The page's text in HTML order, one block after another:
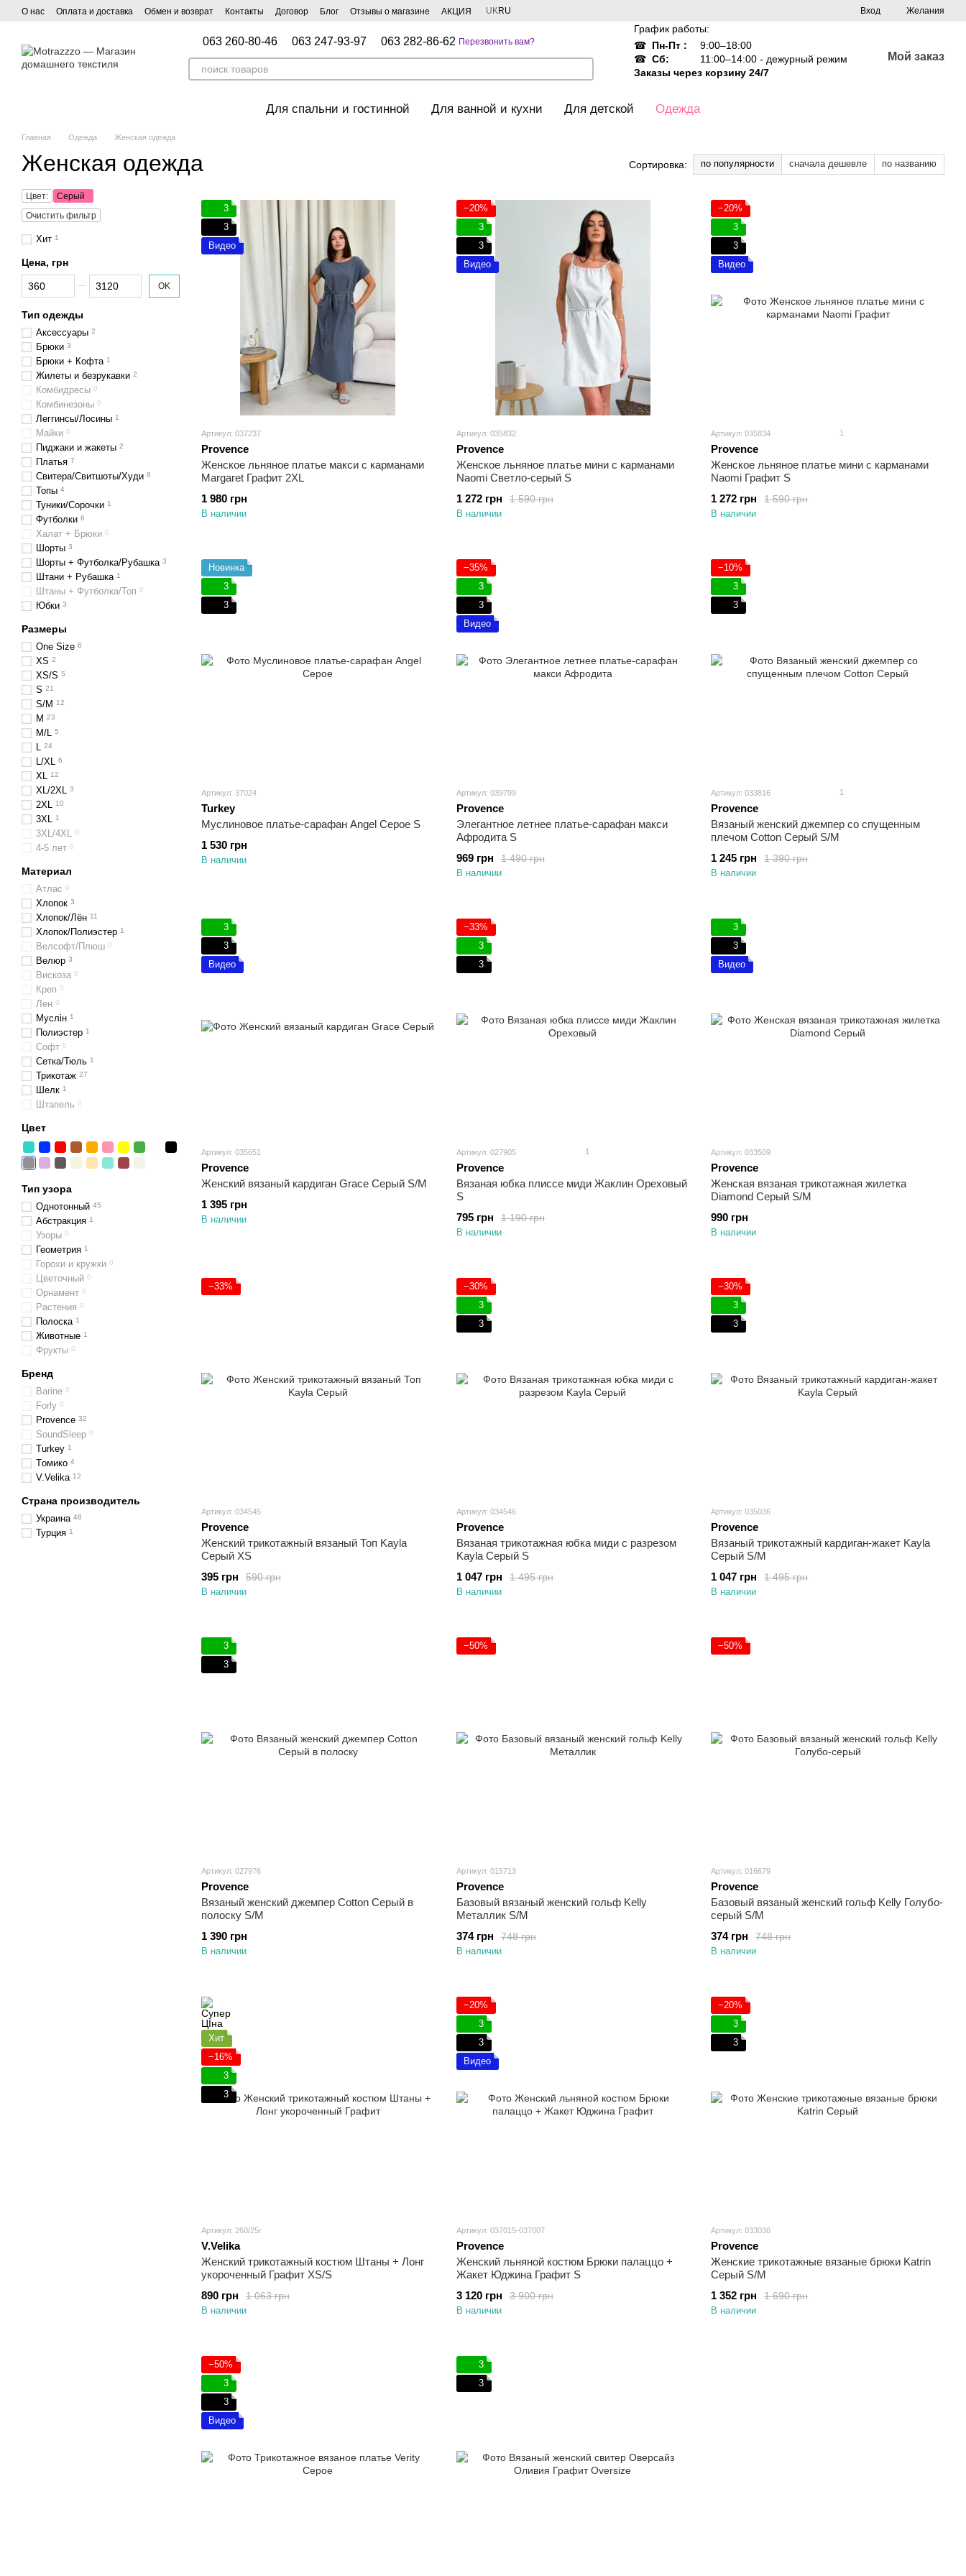
Перейти к основному контенту
О нас Оплата и доставка Обмен и возврат Контакты Договор Блог Отзывы о магазине АКЦИЯ UKRU Вход Желания
063 260-80-46 063 247-93-97 063 282-86-62 Перезвонить вам?
График работы:
☎ Пн-Пт :
9:00–18:00
☎Сб:
11:00–14:00 - дежурный режим
Заказы через корзину 24/7
Мой заказ
Для спальни и гостинной Для ванной и кухни Для детской Одежда
Главная Одежда Женская одежда
Женская одежда Сортировка: по популярности сначала дешевле по названию
3
3
Видео
Артикул: 037237
Provence
Женское льняное платье макси с карманами
Margaret Графит 2XL
1 980 грн
В наличии
−20%
3
3
Видео
Артикул: 035832
Provence
Женское льняное платье мини с карманами
Naomi Светло-серый S
1 590 грн
1 272 грн
В наличии
−20%
3
3
Видео
Артикул: 035834 1
Provence
Женское льняное платье мини с карманами
Naomi Графит S
1 590 грн
1 272 грн
В наличии
Новинка
3
3
Артикул: 37024
Turkey
Муслиновое платье-сарафан Angel Серое S
1 530 грн
В наличии
−35%
3
3
Видео
Артикул: 039799
Provence
Элегантное летнее платье-сарафан макси
Афродита S
1 490 грн
969 грн
В наличии
−10%
3
3
Артикул: 033816 1
Provence
Вязаный женский джемпер со спущенным
плечом Cotton Серый S/M
1 390 грн
1 245 грн
В наличии
3
3
Видео
Артикул: 035651
Provence
Женский вязаный кардиган Grace Серый S/M
1 395 грн
В наличии
−33%
3
3
Артикул: 027905 1
Provence
Вязаная юбка плиссе миди Жаклин Ореховый
S
1 190 грн
795 грн
В наличии
3
3
Видео
Артикул: 033509
Provence
Женская вязаная трикотажная жилетка
Diamond Серый S/M
990 грн
В наличии
−33%
Артикул: 034545
Provence
Женский трикотажный вязаный Топ Kayla
Серый XS
590 грн
395 грн
В наличии
−30%
3
3
Артикул: 034546
Provence
Вязаная трикотажная юбка миди с разрезом
Kayla Серый S
1 495 грн
1 047 грн
В наличии
−30%
3
3
Артикул: 035036
Provence
Вязаный трикотажный кардиган-жакет Kayla
Серый S/M
1 495 грн
1 047 грн
В наличии
3
3
Артикул: 027976
Provence
Вязаный женский джемпер Cotton Серый в
полоску S/M
1 390 грн
В наличии
−50%
Артикул: 015713
Provence
Базовый вязаный женский гольф Kelly
Металлик S/M
748 грн
374 грн
В наличии
−50%
Артикул: 016679
Provence
Базовый вязаный женский гольф Kelly Голубо-
серый S/M
748 грн
374 грн
В наличии
Хит
−16%
3
3
Артикул: 260/25г
V.Velika
Женский трикотажный костюм Штаны + Лонг
укороченный Графит XS/S
1 063 грн
890 грн
В наличии
−20%
3
3
Видео
Артикул: 037015-037007
Provence
Женский льняной костюм Брюки палаццо +
Жакет Юджина Графит S
3 900 грн
3 120 грн
В наличии
−20%
3
3
Артикул: 033036
Provence
Женские трикотажные вязаные брюки Katrin
Серый S/M
1 690 грн
1 352 грн
В наличии
−50%
3
3
Видео
3
3
Цвет:
Серый
Очистить фильтр
Хит 1
Цена, грн
От Цена, грн
До Цена, грн OK
Тип одежды
Аксессуары 2
Брюки 3
Брюки + Кофта 1
Жилеты и безрукавки 2
Комбидресы 0
Комбинезоны 0
Леггинсы/Лосины 1
Майки 0
Пиджаки и жакеты 2
Платья 7
Свитера/Свитшоты/Худи 8
Топы 4
Туники/Сорочки 1
Футболки 6
Халат + Брюки 0
Шорты 3
Шорты + Футболка/Рубашка 3
Штани + Рубашка 1
Штаны + Футболка/Топ 0
Юбки 3
Размеры
One Size 6
XS 2
XS/S 5
S 21
S/M 12
M 23
M/L 5
L 24
L/XL 6
XL 12
XL/2XL 3
2XL 10
3XL 1
3XL/4XL 0
4-5 лет 0
Материал
Атлас 0
Хлопок 3
Хлопок/Лён 11
Хлопок/Полиэстер 1
Велсофт/Плюш 0
Велюр 3
Вискоза 0
Креп 0
Лен 0
Муслін 1
Полиэстер 1
Софт 0
Сетка/Тюль 1
Трикотаж 27
Шелк 1
Штапель 0
Цвет
Тип узора
Однотонный 45
Абстракция 1
Узоры 0
Геометрия 1
Горохи и кружки 0
Цветочный 0
Орнамент 0
Растения 0
Полоска 1
Животные 1
Фрукты 0
Бренд
Barine 0
Forly 0
Provence 32
SoundSleep 0
Turkey 1
Tомико 4
V.Velika 12
Страна производитель
Украина 48
Турция 1